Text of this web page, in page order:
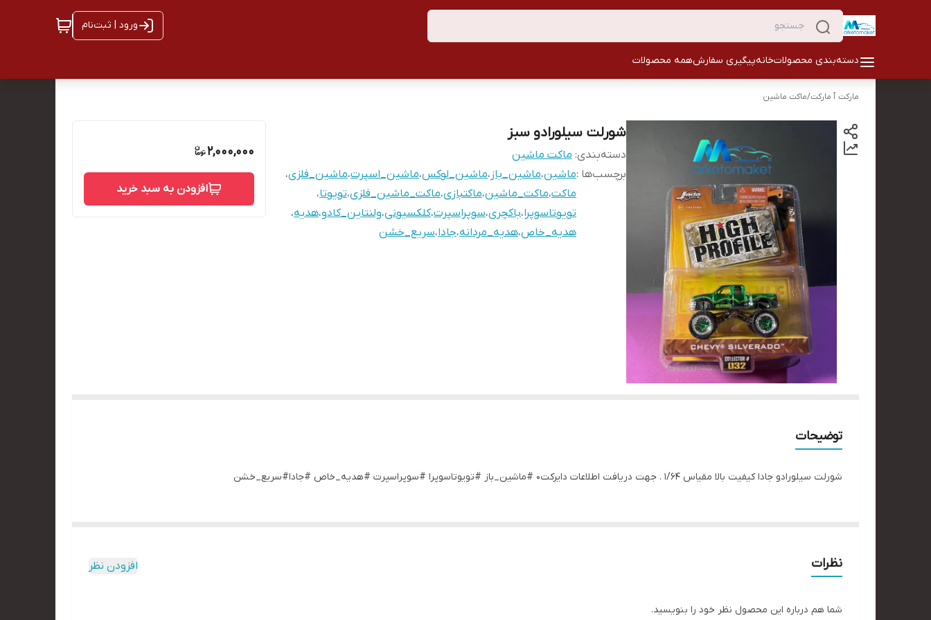
ورود | ثبت‌نام
دسته‌بندی محصولاتخانهپیگیری سفارشهمه محصولات
مارکت ٱ مارکت/ماکت ماشین
شورلت سیلورادو سبز
دسته‌بندی: ماکت ماشین
برچسب‌ها :ماشین،ماشین_باز ،ماشین_لوکس،ماشین_اسپرت،ماشین_فلزی،
ماکت،ماکت_ماشین،ماکتبازی،ماکت_ماشین_فلزی،تویوتا،
تویوتاسوپرا،باکچری،سوپراسپرت،کلکسیونی،ولنتاین_کادو،هدیه،
هدیه_خاص،هدیه_مردانه،جادا،سریع_خشن
2,000,000
افزودن به سبد خرید
توضیحات
شورلت سیلورادو جادا کیفیت بالا مقیاس ۱/۶۴ . جهت دریافت اطلاعات دایرکت۰ #ماشین_باز #تویوتاسوپرا #سوپراسپرت #هدیه_خاص #جادا#سریع_خشن
نظرات افزودن نظر
شما هم درباره این محصول نظر خود را بنویسید.